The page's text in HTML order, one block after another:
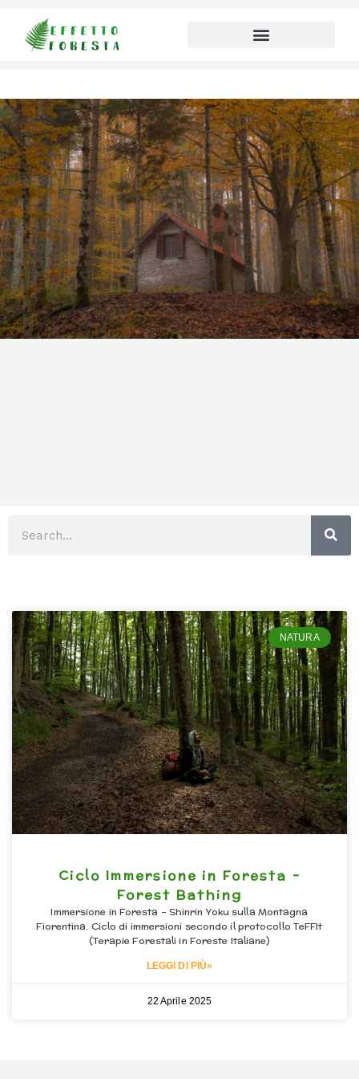
NATURA
Ciclo Immersione in Foresta –
Forest Bathing
Immersione in Foresta – Shinrin Yoku sulla Montagna
Fiorentina. Ciclo di immersioni secondo il protocollo TeFFIt
(Terapie Forestali in Foreste Italiane)
LEGGI DI PIÙ»
22 Aprile 2025